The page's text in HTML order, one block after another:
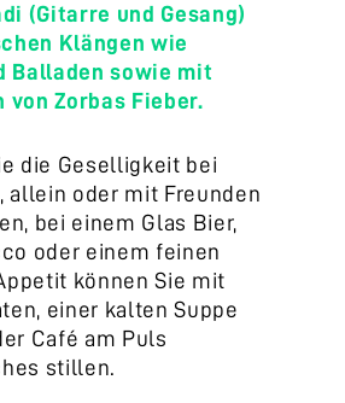
(Gitarre und Gesang)
Klängen wie
Balladen sowie mit
von Zorbas Fieber.
die Geselligkeit bei
allein oder mit Freunden
bei einem Glas Bier,
oder einem feinen
können Sie mit
einer kalten Suppe
Café am Puls
stillen.